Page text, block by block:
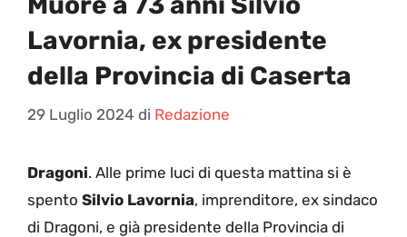
Lavornia, ex presidente
della Provincia di Caserta
29 Luglio 2024 di Redazione
Dragoni. Alle prime luci di questa mattina si è
spento Silvio Lavornia, imprenditore, ex sindaco
di Dragoni, e già presidente della Provincia di